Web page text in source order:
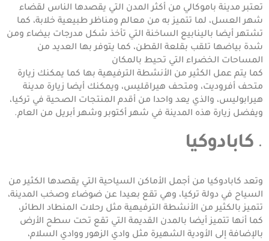
تعتبر مدينة باموكالي من أكثر المدن التي يقصدها الناس لقضاء
شهر العسل، لما تتميز به من معالم ومناظر طبيعية خلابة، كما
تشتهر أيضا بالينابيع الساخنة التي تأخذ شكل مدرجات بيضاء ومن
شدة بياضها تلقب بقلعة القطن، كما يتوفر بها العديد من
المساحات الخضراء التي تحيط بالمكان
كما يتم عمل الكثير من الأنشطة الترفيهية بها كما يمكنك زيارة
متحف أفروديت، ومتحف هيراقليس، ويمكنك أيضا زيارة مدينة
هيرابوليس، والذي يعد واحدا من أقدم المنتجات الصحية في تركيا،
ويفضل زيارة هذه المدينة في شهر أكتوبر وشهر أبريل من العام.
كابادوكيا
وتعد كابادوكيا من أجمل الأماكن السياحية التي يقصدها الكثير من
السياح في دولة تركيا، وهي تقع بعيدا عن ضوضاء وصخب المدينة،
تتميز بالكثير من الأنشطة الترفيهية مثل رحلات المنطاد الطائر،
كما أنها تتميز أيضا بالمدن القديمة التي تقع تحت سطح الأرض
بالإضافة إلى الأودية الشهيرة مثل وادي الزهور ووادي السلام،